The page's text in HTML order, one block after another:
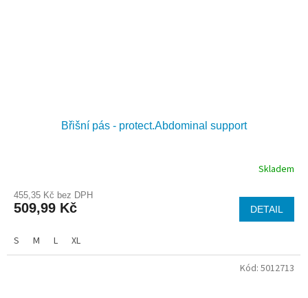
Břišní pás - protect.Abdominal support
Skladem
455,35 Kč bez DPH
509,99 Kč DETAIL
S M L XL
Kód: 5012713